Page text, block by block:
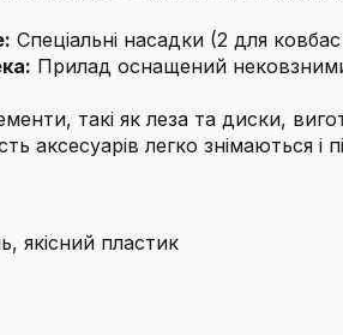
Спеціальні насадки (2 для
Прилад оснащений
такі як леза та диски,
аксесуарів легко
якісний пластик